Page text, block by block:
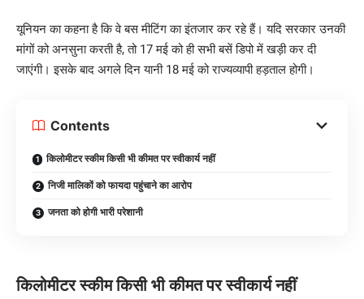
यूनियन का कहना है कि वे बस मीटिंग का इंतजार कर रहे हैं। यदि सरकार उनकी
मांगों को अनसुना करती है, तो 17 मई को ही सभी बसें डिपो में खड़ी कर दी
जाएंगी। इसके बाद अगले दिन यानी 18 मई को राज्यव्यापी हड़ताल होगी।
Contents
किलोमीटर स्कीम किसी भी कीमत पर स्वीकार्य नहीं
निजी मालिकों को फायदा पहुंचाने का आरोप
जनता को होगी भारी परेशानी
किलोमीटर स्कीम किसी भी कीमत पर स्वीकार्य नहीं